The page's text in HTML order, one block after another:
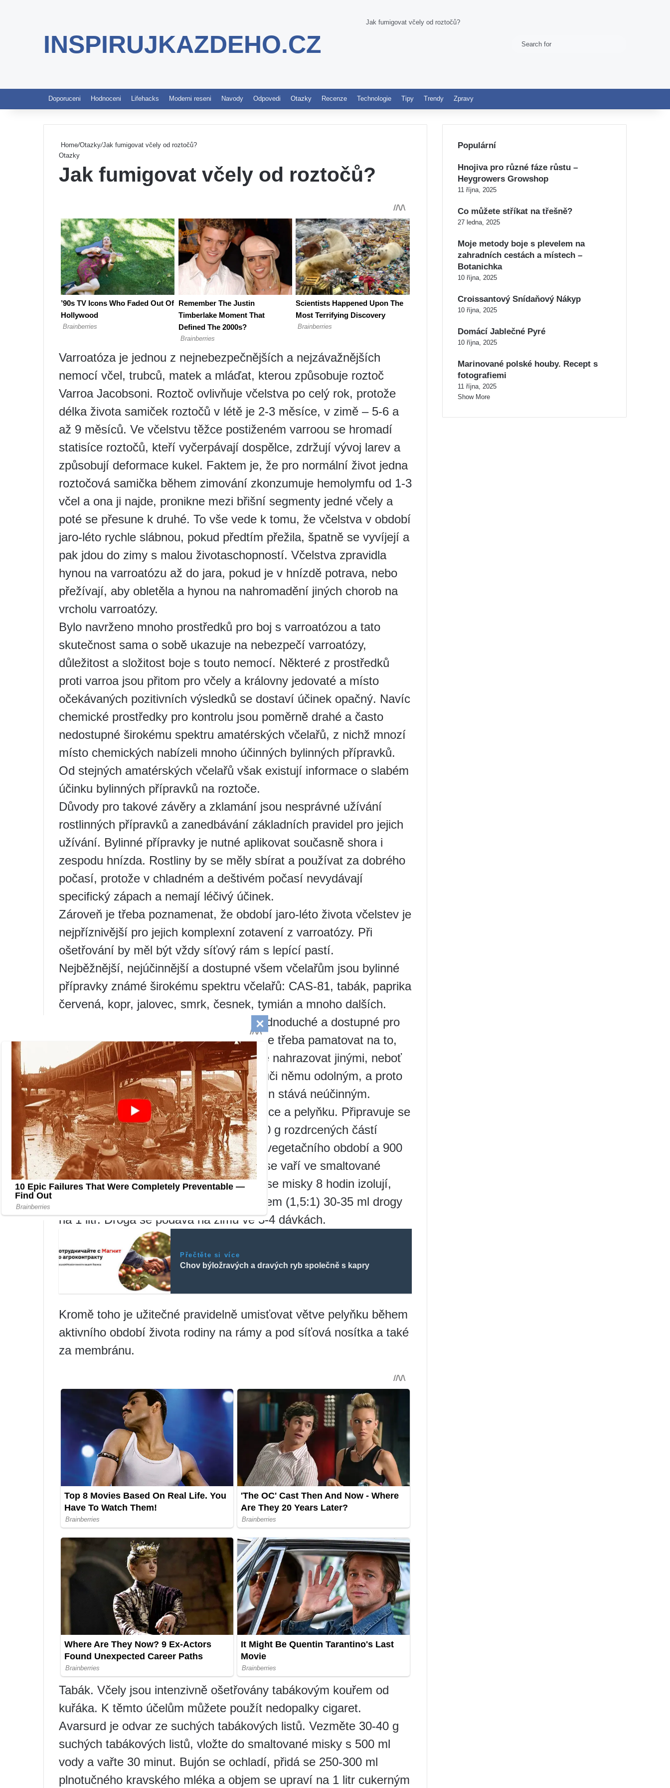
INSPIRUJKAZDEHO.CZ
Jak fumigovat včely od roztočů?
Switch skin
Doporuceni Hodnoceni Lifehacks Moderni reseni Navody Odpovedi Otazky Recenze Technologie Tipy Trendy Zpravy
Home/Otazky/Jak fumigovat včely od roztočů?
Otazky
Jak fumigovat včely od roztočů?
Varroatóza je jednou z nejnebezpečnějších a nejzávažnějších
nemocí včel, trubců, matek a mláďat, kterou způsobuje roztoč
Varroa Jacobsoni. Roztoč ovlivňuje včelstva po celý rok, protože
délka života samiček roztočů v létě je 2-3 měsíce, v zimě – 5-6 a
až 9 měsíců. Ve včelstvu těžce postiženém varroou se hromadí
statisíce roztočů, kteří vyčerpávají dospělce, zdržují vývoj larev a
způsobují deformace kukel. Faktem je, že pro normální život jedna
roztočová samička během zimování zkonzumuje hemolymfu od 1-3
včel a ona ji najde, pronikne mezi břišní segmenty jedné včely a
poté se přesune k druhé. To vše vede k tomu, že včelstva v období
jaro-léto rychle slábnou, pokud předtím přežila, špatně se vyvíjejí a
pak jdou do zimy s malou životaschopností. Včelstva zpravidla
hynou na varroatózu až do jara, pokud je v hnízdě potrava, nebo
přežívají, aby obletěla a hynou na nahromadění jiných chorob na
vrcholu varroatózy.
Bylo navrženo mnoho prostředků pro boj s varroatózou a tato
skutečnost sama o sobě ukazuje na nebezpečí varroatózy,
důležitost a složitost boje s touto nemocí. Některé z prostředků
proti varroa jsou přitom pro včely a královny jedovaté a místo
očekávaných pozitivních výsledků se dostaví účinek opačný. Navíc
chemické prostředky pro kontrolu jsou poměrně drahé a často
nedostupné širokému spektru amatérských včelařů, z nichž mnozí
místo chemických nabízeli mnoho účinných bylinných přípravků.
Od stejných amatérských včelařů však existují informace o slabém
účinku bylinných přípravků na roztoče.
Důvody pro takové závěry a zklamání jsou nesprávné užívání
rostlinných přípravků a zanedbávání základních pravidel pro jejich
užívání. Bylinné přípravky je nutné aplikovat současně shora i
zespodu hnízda. Rostliny by se měly sbírat a používat za dobrého
počasí, protože v chladném a deštivém počasí nevydávají
specifický zápach a nemají léčivý účinek.
Zároveň je třeba poznamenat, že období jaro-léto života včelstev je
nejpříznivější pro jejich komplexní zotavení z varroatózy. Při
ošetřování by měl být vždy síťový rám s lepící pastí.
Nejběžnější, nejúčinnější a dostupné všem včelařům jsou bylinné
přípravky známé širokému spektru včelařů: CAS-81, tabák, paprika
červená, kopr, jalovec, smrk, česnek, tymián a mnoho dalších.
Způsoby jejich přípravy a použití jsou jednoduché a dostupné pro
každého začínajícího včelaře. Zároveň je třeba pamatovat na to,
že i velmi účinné chemické léky je nutné nahrazovat jinými, neboť
klíště si na stejný lék zvyká, stává se vůči němu odolným, a proto
se proces léčby či preventivní léčby rodin stává neúčinným.
Droga CAS-81 je odvar z pupenů borovice a pelyňku. Připravuje se
následovně: na 10 litrů vody vezměte 50 g rozdrcených částí
borových pupenů, 50 g pelyňku během vegetačního období a 900
g pelyňku během období květu. To vše se vaří ve smaltované
misce na mírném ohni 2-3 hodiny, poté se misky 8 hodin izolují,
filtrují a dávají včelám s cukrovým sirupem (1,5:1) 30-35 ml drogy
na 1 litr. Droga se podává na zimu ve 3-4 dávkách.
Přečtěte si více
Chov býložravých a dravých ryb společně s kapry
Kromě toho je užitečné pravidelně umisťovat větve pelyňku během
aktivního období života rodiny na rámy a pod síťová nosítka a také
za membránu.
Tabák. Včely jsou intenzivně ošetřovány tabákovým kouřem od
kuřáka. K těmto účelům můžete použít nedopalky cigaret.
Avarsurd je odvar ze suchých tabákových listů. Vezměte 30-40 g
suchých tabákových listů, vložte do smaltované misky s 500 ml
vody a vařte 30 minut. Bujón se ochladí, přidá se 250-300 ml
plnotučného kravského mléka a objem se upraví na 1 litr cukerným
Populární
Hnojiva pro různé fáze růstu –
Heygrowers Growshop
11 října, 2025
Co můžete stříkat na třešně?
27 ledna, 2025
Moje metody boje s plevelem na
zahradních cestách a místech –
Botanichka
10 října, 2025
Croissantový Snídaňový Nákyp
10 října, 2025
Domácí Jablečné Pyré
10 října, 2025
Marinované polské houby. Recept s
fotografiemi
11 října, 2025
Show More